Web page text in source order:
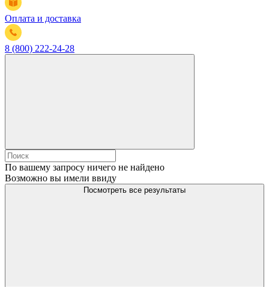
Оплата и доставка
8 (800) 222-24-28
По вашему запросу ничего не найдено
Возможно вы имели ввиду
Посмотреть все результаты